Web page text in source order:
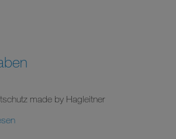
made by Hagleitner